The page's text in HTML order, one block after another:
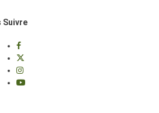
Suivre